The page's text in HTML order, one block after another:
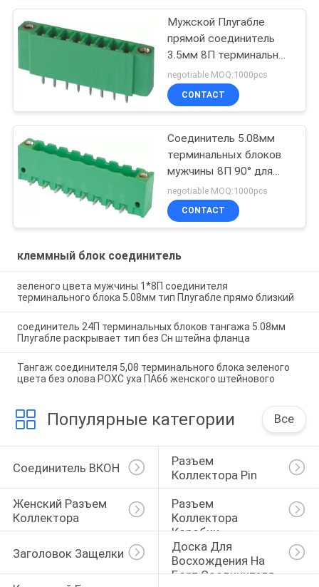
Мужской Плугабле
прямой соединитель
3.5мм 8П терминальных
блоков ПОГРУЖЕНИЯ
ПА66 с ухом
negotiable MOQ:1000pcs
CONTACT
Соединитель 5.08мм
терминальных блоков
мужчины 8П 90° для
Плугабле терминальной
индустрии
negotiable MOQ:1000pcs
CONTACT
клеммный блок соединитель
зеленого цвета мужчины 1*8П соединителя
терминального блока 5.08мм тип Плугабле прямо близкий
соединитель 24П терминальных блоков тангажа 5.08мм
Плугабле раскрывает тип без Сн штейна фланца
Тангаж соединителя 5,08 терминального блока зеленого
цвета без олова РОХС уха ПА66 женского штейнового
Популярные категории Все
Соединитель ВКОН
Разъем
Коллектора Pin
Женский Разъем
Коллектора
Разъем
Коллектора
Коробки
Заголовок Защелки
Доска Для
Восхождения На
Борт Соединителя